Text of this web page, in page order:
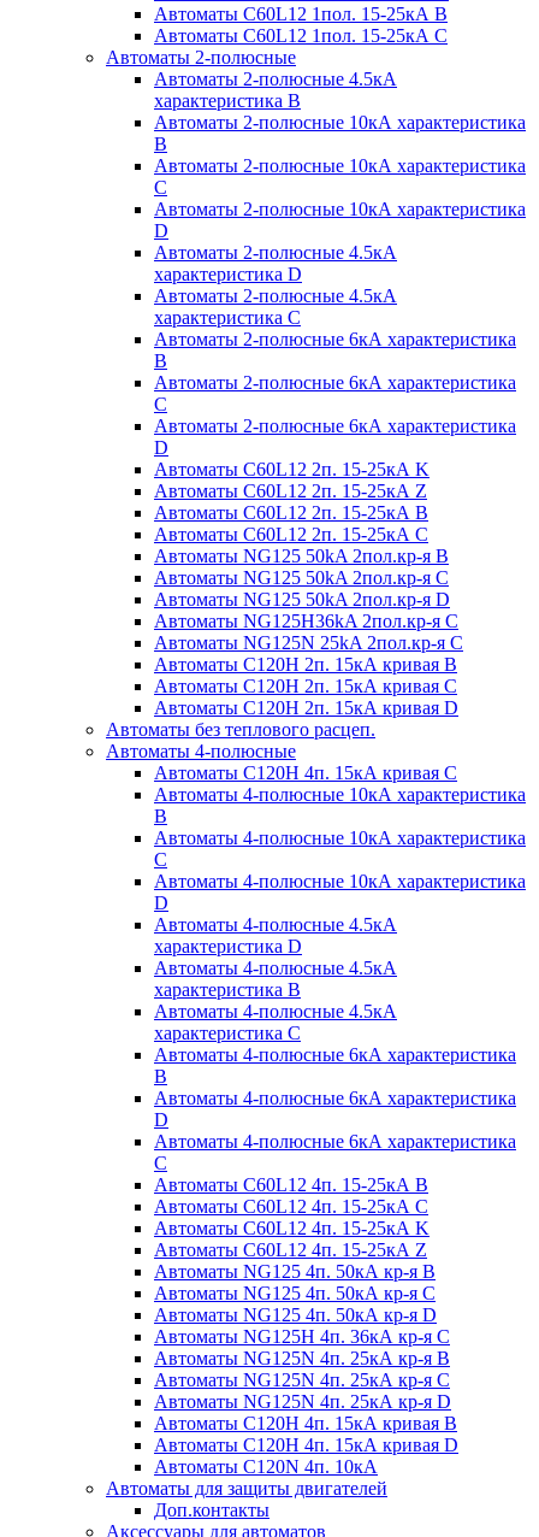
Автоматы С60L12 1пол. 15-25кА В
Автоматы С60L12 1пол. 15-25кА С
Автоматы 2-полюсные
Автоматы 2-полюсные 4.5кА
характеристика В
Автоматы 2-полюсные 10кА характеристика
B
Автоматы 2-полюсные 10кА характеристика
C
Автоматы 2-полюсные 10кА характеристика
D
Автоматы 2-полюсные 4.5кА
характеристика D
Автоматы 2-полюсные 4.5кА
характеристика С
Автоматы 2-полюсные 6кА характеристика
B
Автоматы 2-полюсные 6кА характеристика
C
Автоматы 2-полюсные 6кА характеристика
D
Автоматы C60L12 2п. 15-25кА K
Автоматы C60L12 2п. 15-25кА Z
Автоматы C60L12 2п. 15-25кА B
Автоматы C60L12 2п. 15-25кА C
Автоматы NG125 50kA 2пол.кр-я B
Автоматы NG125 50kA 2пол.кр-я C
Автоматы NG125 50kA 2пол.кр-я D
Автоматы NG125H36kA 2пол.кр-я C
Автоматы NG125N 25kA 2пол.кр-я C
Автоматы С120H 2п. 15кА кривая B
Автоматы С120H 2п. 15кА кривая C
Автоматы С120H 2п. 15кА кривая D
Автоматы без теплового расцеп.
Автоматы 4-полюсные
Автоматы С120H 4п. 15кА кривая C
Автоматы 4-полюсные 10кА характеристика
B
Автоматы 4-полюсные 10кА характеристика
C
Автоматы 4-полюсные 10кА характеристика
D
Автоматы 4-полюсные 4.5кА
характеристика D
Автоматы 4-полюсные 4.5кА
характеристика В
Автоматы 4-полюсные 4.5кА
характеристика С
Автоматы 4-полюсные 6кА характеристика
B
Автоматы 4-полюсные 6кА характеристика
D
Автоматы 4-полюсные 6кА характеристика
С
Автоматы C60L12 4п. 15-25кА B
Автоматы C60L12 4п. 15-25кА C
Автоматы C60L12 4п. 15-25кА K
Автоматы C60L12 4п. 15-25кА Z
Автоматы NG125 4п. 50кА кр-я B
Автоматы NG125 4п. 50кА кр-я C
Автоматы NG125 4п. 50кА кр-я D
Автоматы NG125H 4п. 36кА кр-я C
Автоматы NG125N 4п. 25кА кр-я B
Автоматы NG125N 4п. 25кА кр-я C
Автоматы NG125N 4п. 25кА кр-я D
Автоматы С120H 4п. 15кА кривая B
Автоматы С120H 4п. 15кА кривая D
Автоматы С120N 4п. 10кА
Автоматы для защиты двигателей
Доп.контакты
Аксессуары для автоматов